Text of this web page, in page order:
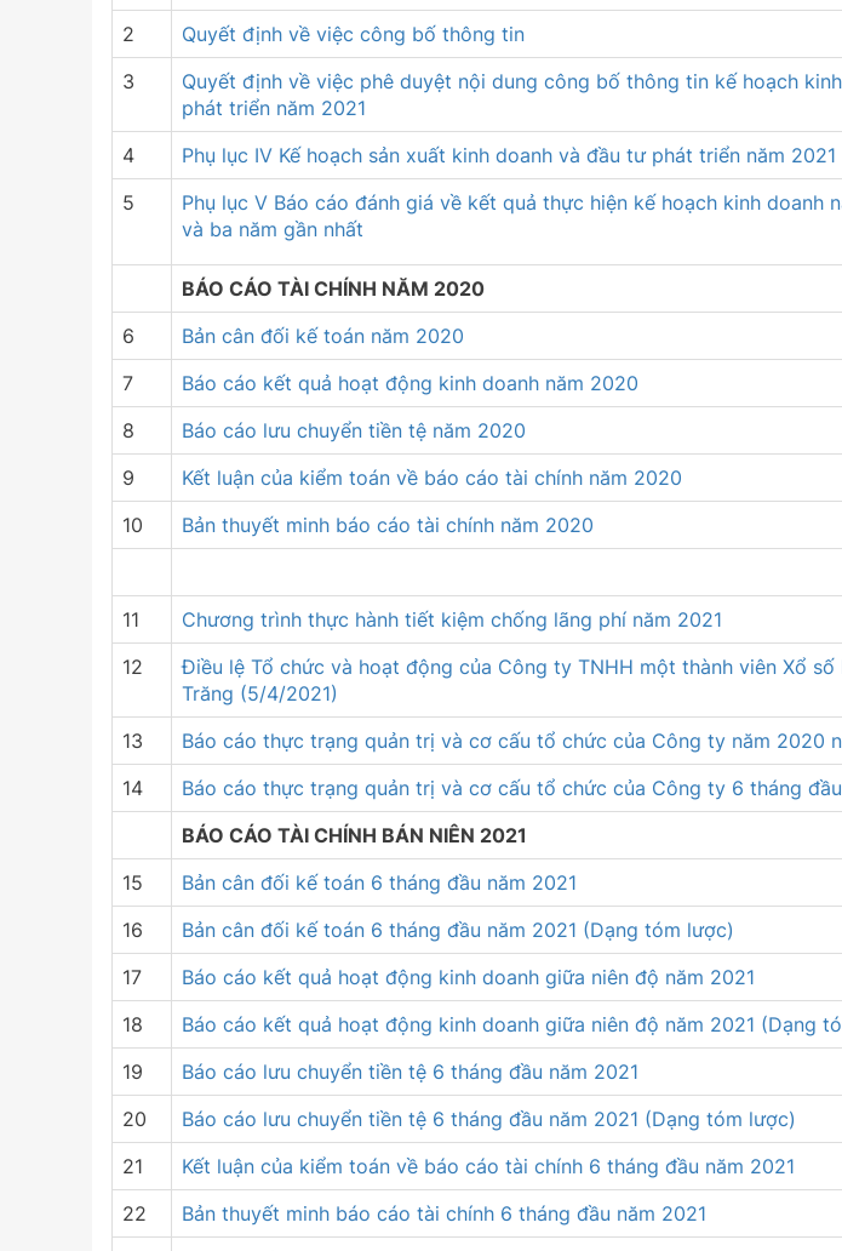
2
Quyết định về việc công bố thông tin
3
Quyết định về việc phê duyệt nội dung công bố thông tin kế hoạch
phát triển năm 2021
4
Phụ lục IV Kế hoạch sản xuất kinh doanh và đầu tư phát triển năm 2021
5
Phụ lục V Báo cáo đánh giá về kết quả thực hiện kế hoạch kinh doanh
và ba năm gần nhất
BÁO CÁO TÀI CHÍNH NĂM 2020
6
Bản cân đối kế toán năm 2020
7
Báo cáo kết quả hoạt động kinh doanh năm 2020
8
Báo cáo lưu chuyển tiền tệ năm 2020
9
Kết luận của kiểm toán về báo cáo tài chính năm 2020
10
Bản thuyết minh báo cáo tài chính năm 2020
11
Chương trình thực hành tiết kiệm chống lãng phí năm 2021
12
Điều lệ Tổ chức và hoạt động của Công ty TNHH một thành viên Xổ số
Trăng (5/4/2021)
13
Báo cáo thực trạng quản trị và cơ cấu tổ chức của Công ty năm 2020
14
Báo cáo thực trạng quản trị và cơ cấu tổ chức của Công ty 6 tháng
BÁO CÁO TÀI CHÍNH BÁN NIÊN 2021
15
Bản cân đối kế toán 6 tháng đầu năm 2021
16
Bản cân đối kế toán 6 tháng đầu năm 2021 (Dạng tóm lược)
17
Báo cáo kết quả hoạt động kinh doanh giữa niên độ năm 2021
18
Báo cáo kết quả hoạt động kinh doanh giữa niên độ năm 2021 (Dạng
19
Báo cáo lưu chuyển tiền tệ 6 tháng đầu năm 2021
20
Báo cáo lưu chuyển tiền tệ 6 tháng đầu năm 2021 (Dạng tóm lược)
21
Kết luận của kiểm toán về báo cáo tài chính 6 tháng đầu năm 2021
22
Bản thuyết minh báo cáo tài chính 6 tháng đầu năm 2021